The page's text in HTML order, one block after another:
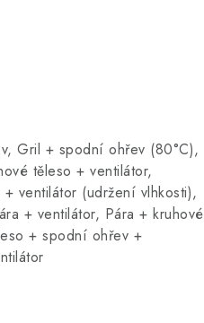
Gril + spodní ohřev (80°C),
těleso + ventilátor,
ventilátor (udržení vlhkosti),
+ ventilátor, Pára + kruhové
+ spodní ohřev +